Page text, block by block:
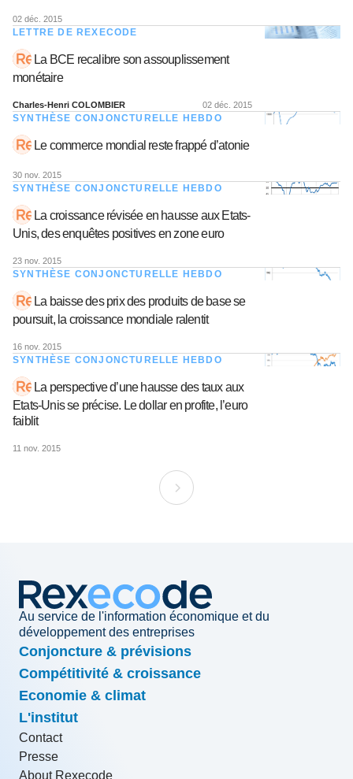
02 déc. 2015
LETTRE DE REXECODE
La BCE recalibre son assouplissement
monétaire
Charles-Henri COLOMBIER 02 déc. 2015
SYNTHÈSE CONJONCTURELLE HEBDO
Le commerce mondial reste frappé d’atonie
30 nov. 2015
SYNTHÈSE CONJONCTURELLE HEBDO
La croissance révisée en hausse aux Etats-
Unis, des enquêtes positives en zone euro
23 nov. 2015
SYNTHÈSE CONJONCTURELLE HEBDO
La baisse des prix des produits de base se
poursuit, la croissance mondiale ralentit
16 nov. 2015
SYNTHÈSE CONJONCTURELLE HEBDO
La perspective d’une hausse des taux aux
Etats-Unis se précise. Le dollar en profite, l’euro
faiblit
11 nov. 2015
Au service de l'information économique et du
développement des entreprises
Conjoncture & prévisions
Compétitivité & croissance
Economie & climat
L'institut
Contact
Presse
About Rexecode